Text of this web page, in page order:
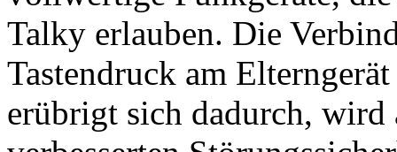
Talky erlauben. Die
Tastendruck am
erübrigt sich dadurch, wird